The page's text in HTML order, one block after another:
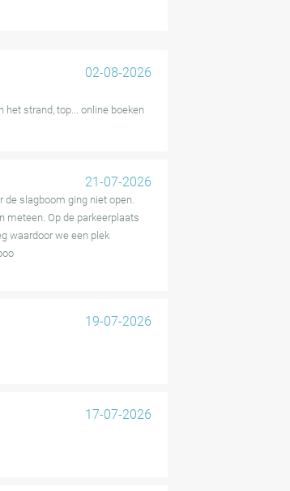
en handige keuze voor
het strand, top... online boeken
02-08-2026
de slagboom ging niet open.
meteen. Op de parkeerplaats
waardoor we een plek
21-07-2026
19-07-2026
17-07-2026